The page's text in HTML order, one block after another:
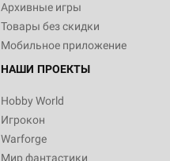
Архивные игры
Товары без скидки
Мобильное приложение
НАШИ ПРОЕКТЫ
Hobby World
Игрокон
Warforge
Мир фантастики